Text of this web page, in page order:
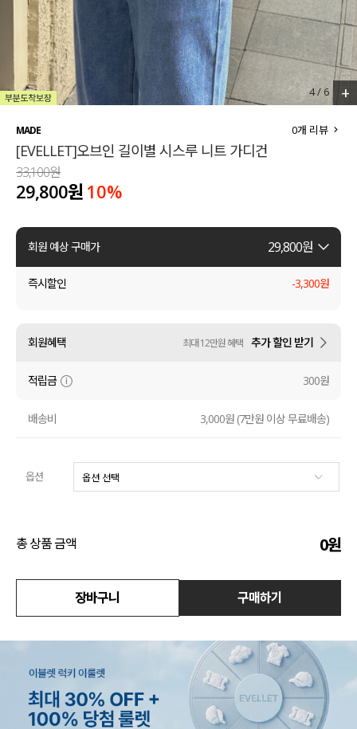
하객룩
살안타템
110사이즈
티셔츠
팬츠
셔츠
원피스
수영복
아우터
코디템
원피스
팬츠
스커트
언더웨어
4/6 +
MADE
[EVELLET]오브인 길이별 시스루 니트 가디건
0개 리뷰
33,100원
29,800원 10%
회원 예상 구매가 29,800원
즉시할인 -3,300원
회원혜택 최대 12만원 혜택 추가 할인 받기
적립금 300원
배송비 3,000원 (7만원 이상 무료배송)
옵션
총 상품 금액 0원
장바구니 구매하기